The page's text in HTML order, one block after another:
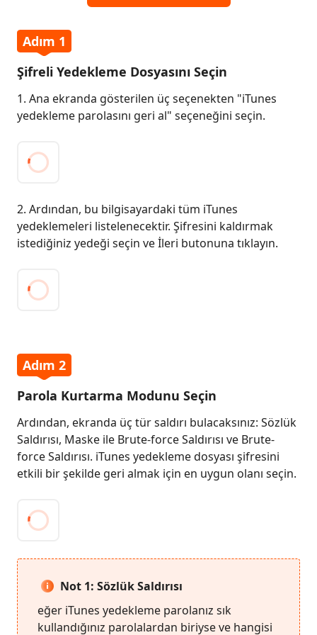
İndir
Al
Adım 1
Şifreli Yedekleme Dosyasını Seçin
1. Ana ekranda gösterilen üç seçenekten "iTunes
yedekleme parolasını geri al" seçeneğini seçin.
2. Ardından, bu bilgisayardaki tüm iTunes
yedeklemeleri listelenecektir. Şifresini kaldırmak
istediğiniz yedeği seçin ve İleri butonuna tıklayın.
Adım 2
Parola Kurtarma Modunu Seçin
Ardından, ekranda üç tür saldırı bulacaksınız: Sözlük
Saldırısı, Maske ile Brute-force Saldırısı ve Brute-
force Saldırısı. iTunes yedekleme dosyası şifresini
etkili bir şekilde geri almak için en uygun olanı seçin.
Not 1: Sözlük Saldırısı
eğer iTunes yedekleme parolanız sık
kullandığınız parolalardan biriyse ve hangisi